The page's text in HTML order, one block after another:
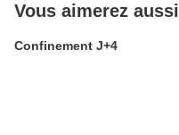
Vous aimerez aussi
Confinement J+4